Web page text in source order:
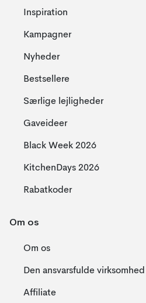
Inspiration
Kampagner
Nyheder
Bestsellere
Særlige lejligheder
Gaveideer
Black Week 2026
KitchenDays 2026
Rabatkoder
Om os
Om os
Den ansvarsfulde virksomhed
Affiliate